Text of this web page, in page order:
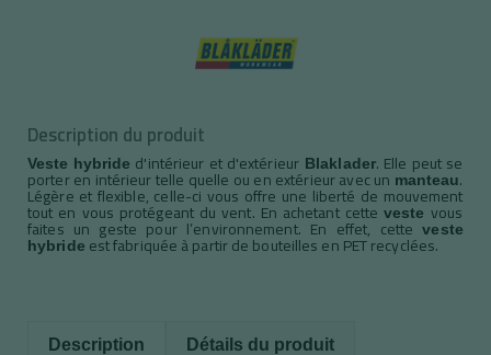
Description du produit
Veste hybride d'intérieur et d'extérieurBlaklader. Elle peut se
porter en intérieur telle quelle ou en extérieur avec un manteau.
Légère et flexible, celle-ci vous offre une liberté de mouvement
tout en vous protégeant du vent. En achetant cetteveste vous
faites un geste pour l’environnement. En effet, cetteveste
hybride est fabriquée à partir de bouteilles en PET recyclées.
Description Détails du produit